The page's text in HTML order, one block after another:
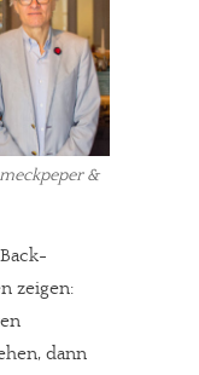
&
zeigen:
dann